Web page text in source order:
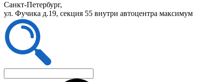
Санкт-Петербург,
ул. Фучика д.19, секция 55 внутри автоцентра максимум